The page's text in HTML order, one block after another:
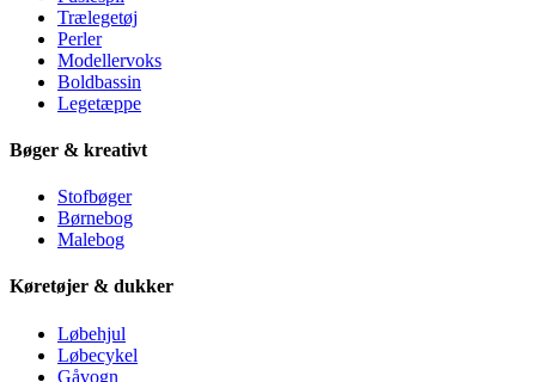
Trælegetøj
Perler
Modellervoks
Boldbassin
Legetæppe
Bøger & kreativt
Stofbøger
Børnebog
Malebog
Køretøjer & dukker
Løbehjul
Løbecykel
Gåvogn